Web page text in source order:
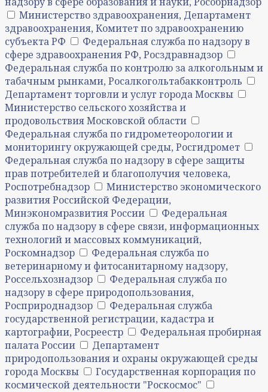
Министерство здравоохранения, Департамент
здравоохранения, Комитет по здравоохранению
субъекта РФ
Федеральная служба по надзору в
сфере здравоохранения РФ, Росздравнадзор
Федеральная служба по контролю за алкогольным и
табачным рынками, Росалкогольтабакконтроль
Департамент торговли и услуг города Москвы
Министерство сельского хозяйства и
продовольствия Московской области
Федеральная служба по гидрометеорологии и
мониторингу окружающей среды, Росгидромет
Федеральная служба по надзору в сфере защиты
прав потребителей и благополучия человека,
Роспотребнадзор
Министерство экономического
развития Российской Федерации,
Минэкономразвития России
Федеральная
служба по надзору в сфере связи, информационных
технологий и массовых коммуникаций,
Роскомнадзор
Федеральная служба по
ветеринарному и фитосанитарному надзору,
Россельхознадзор
Федеральная служба по
надзору в сфере природопользования,
Росприроднадзор
Федеральная служба
государственной регистрации, кадастра и
картографии, Росреестр
Федеральная пробирная
палата России
Департамент
природопользования и охраны окружающей среды
города Москвы
Государственная корпорация по
космической деятельности "Роскосмос"